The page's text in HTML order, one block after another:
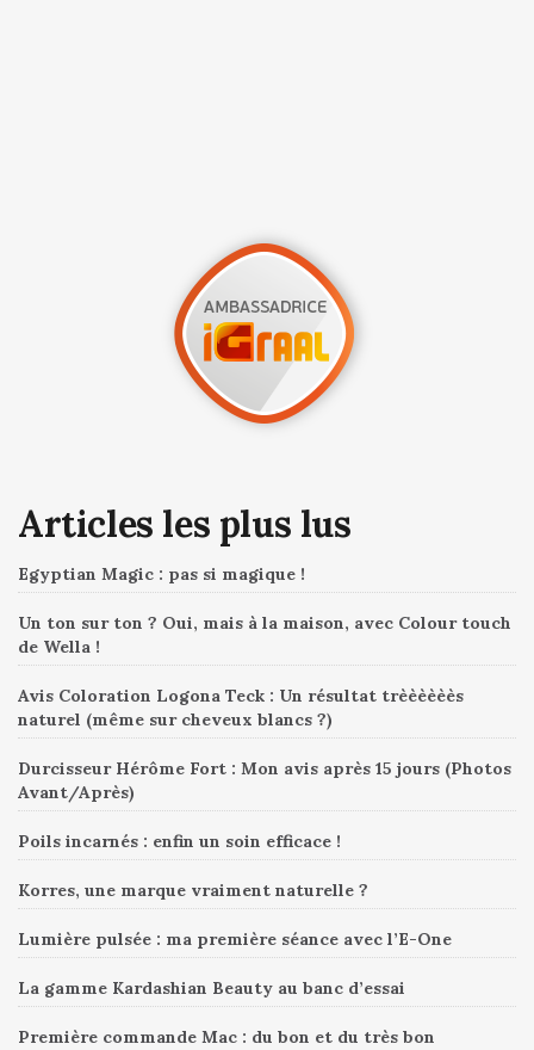
Articles les plus lus
Egyptian Magic : pas si magique !
Un ton sur ton ? Oui, mais à la maison, avec Colour touch
de Wella !
Avis Coloration Logona Teck : Un résultat trèèèèèès
naturel (même sur cheveux blancs ?)
Durcisseur Hérôme Fort : Mon avis après 15 jours (Photos
Avant/Après)
Poils incarnés : enfin un soin efficace !
Korres, une marque vraiment naturelle ?
Lumière pulsée : ma première séance avec l’E-One
La gamme Kardashian Beauty au banc d’essai
Première commande Mac : du bon et du très bon